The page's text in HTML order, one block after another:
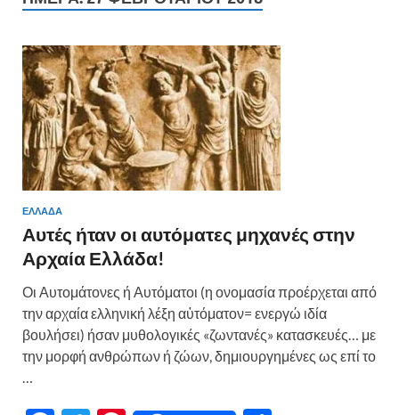
ΕΛΛΑΔΑ
Αυτές ήταν οι αυτόματες μηχανές στην
Αρχαία Ελλάδα!
Οι Αυτομάτονες ή Αυτόματοι (η ονομασία προέρχεται από
την αρχαία ελληνική λέξη αὐτόματον= ενεργώ ιδία
βουλήσει) ήσαν μυθολογικές «ζωντανές» κατασκευές… με
την μορφή ανθρώπων ή ζώων, δημιουργημένες ως επί το
…